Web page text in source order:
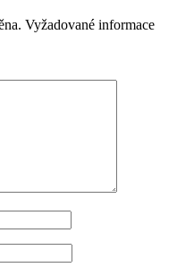
Vyžadované informace